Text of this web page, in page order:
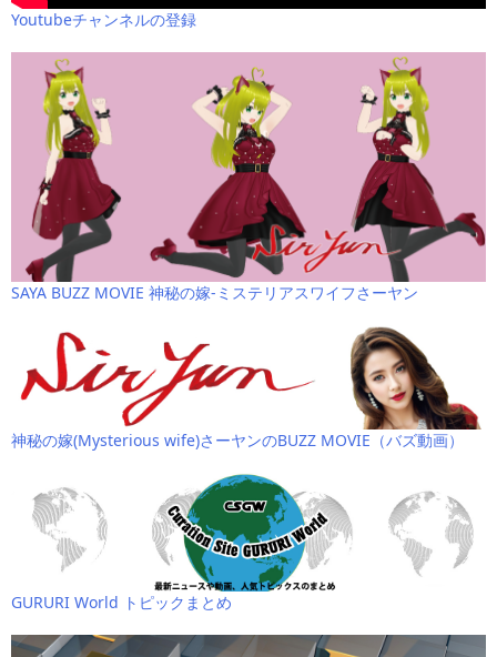
Youtubeチャンネルの登録
SAYA BUZZ MOVIE 神秘の嫁-ミステリアスワイフさーヤン
神秘の嫁(Mysterious wife)さーヤンのBUZZ MOVIE（バズ動画）
GURURI World トピックまとめ